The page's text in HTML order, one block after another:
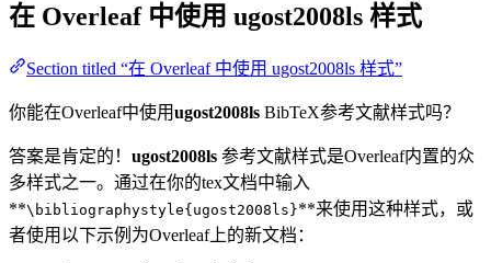
在 Overleaf 中使用 ugost2008ls 样式
Section titled “在 Overleaf 中使用 ugost2008ls 样式”
你能在Overleaf中使用ugost2008ls BibTeX参考文献样式吗？
答案是肯定的！ ugost2008ls 参考文献样式是Overleaf内置的众
多样式之一。通过在你的tex文档中输入
**\bibliographystyle{ugost2008ls}**来使用这种样式，或
者使用以下示例为Overleaf上的新文档：